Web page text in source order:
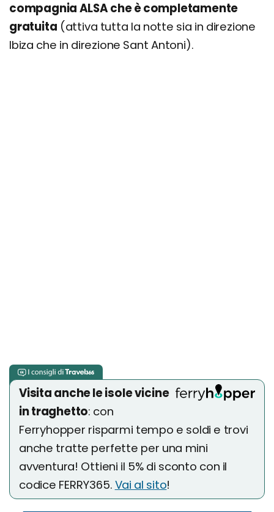
compagnia ALSA che è completamente
gratuita (attiva tutta la notte sia in direzione
Ibiza che in direzione Sant Antoni).
Visita anche le isole vicine
in traghetto: con
Ferryhopper risparmi tempo e soldi e trovi
anche tratte perfette per una mini
avventura! Ottieni il 5% di sconto con il
codice FERRY365. Vai al sito!